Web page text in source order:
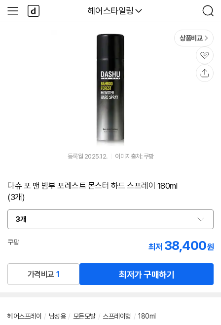
다나와
헤어스타일링
검
색
사
이
다
나
와
상품비교
관
심
등록월 2025.12. 이미지출처: 쿠팡
다슈 포 맨 밤부 포레스트 몬스터 하드 스프레이 180ml
(3개)
3개
옵
션
선
쿠팡
최저 38,400원
가격비교 1 최저가 구매하기
헤어스프레이 / 남성용 / 모든모발 / 스프레이형 / 180ml